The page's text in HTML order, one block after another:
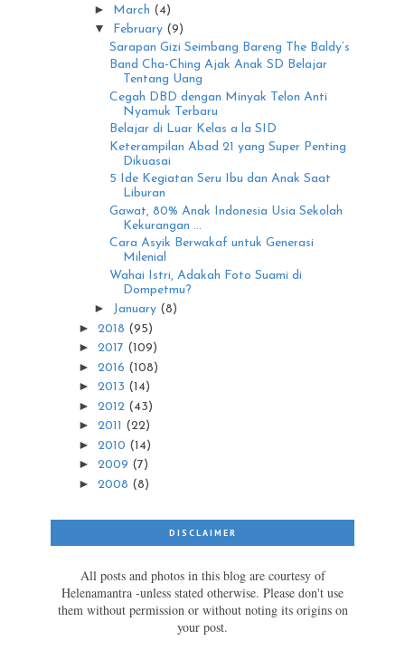
► March (4)
▼ February (9)
Sarapan Gizi Seimbang Bareng The Baldy’s
Band Cha-Ching Ajak Anak SD Belajar
Tentang Uang
Cegah DBD dengan Minyak Telon Anti
Nyamuk Terbaru
Belajar di Luar Kelas a la SID
Keterampilan Abad 21 yang Super Penting
Dikuasai
5 Ide Kegiatan Seru Ibu dan Anak Saat
Liburan
Gawat, 80% Anak Indonesia Usia Sekolah
Kekurangan ...
Cara Asyik Berwakaf untuk Generasi
Milenial
Wahai Istri, Adakah Foto Suami di
Dompetmu?
► January (8)
►2018 (95)
►2017 (109)
►2016 (108)
►2013 (14)
►2012 (43)
►2011 (22)
►2010 (14)
►2009 (7)
►2008 (8)
DISCLAIMER
All posts and photos in this blog are courtesy of
Helenamantra -unless stated otherwise. Please don't use
them without permission or without noting its origins on
your post.